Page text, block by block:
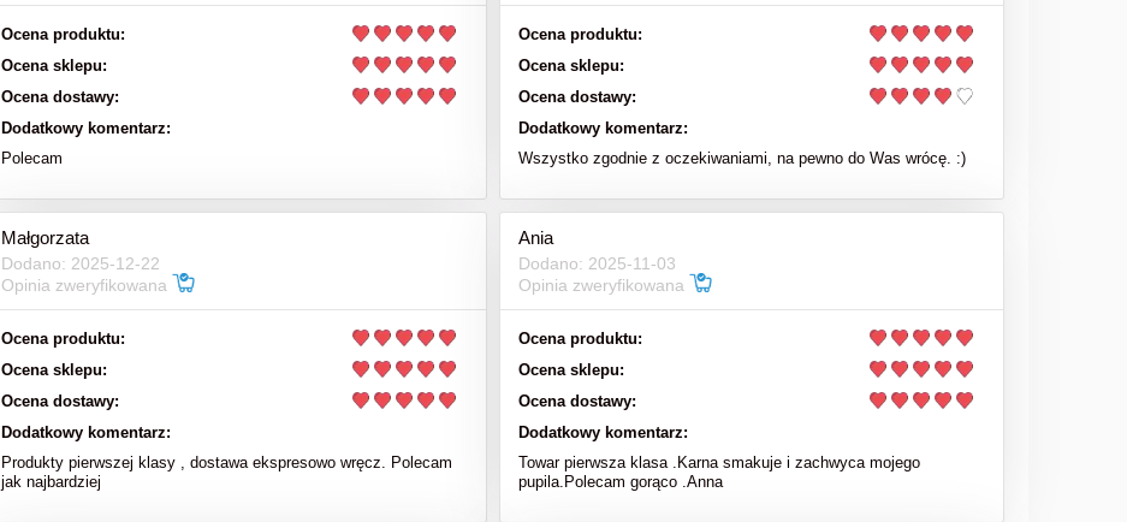
Ocena produktu:
Ocena sklepu:
Ocena dostawy:
Dodatkowy komentarz:
Polecam
Ocena produktu:
Ocena sklepu:
Ocena dostawy:
Dodatkowy komentarz:
Wszystko zgodnie z oczekiwaniami, na pewno do Was wrócę. :)
Małgorzata
Dodano: 2025-12-22
Opinia zweryfikowana
Ocena produktu:
Ocena sklepu:
Ocena dostawy:
Dodatkowy komentarz:
Produkty pierwszej klasy , dostawa ekspresowo wręcz. Polecam
jak najbardziej
Ania
Dodano: 2025-11-03
Opinia zweryfikowana
Ocena produktu:
Ocena sklepu:
Ocena dostawy:
Dodatkowy komentarz:
Towar pierwsza klasa .Karna smakuje i zachwyca mojego
pupila.Polecam gorąco .Anna